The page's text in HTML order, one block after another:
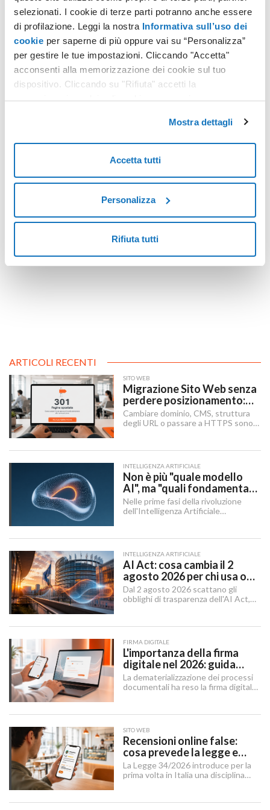
selezionati. I cookie di terze parti potranno anche essere
di profilazione. Leggi la nostra Informativa sull’uso dei
cookie per saperne di più oppure vai su “Personalizza”
per gestire le tue impostazioni. Cliccando "Accetta"
acconsenti alla memorizzazione dei cookie sul tuo
dispositivo. Cliccando su "Rifiuta" accetti la
memorizzazione dei soli cookie necessari.
Mostra dettagli
Accetta tutti
Personalizza
Rifiuta tutti
Estensioni di Dominio: quale scegliere per massimizzare la
tua presenza online
L'importanza di un dominio: per creare identità, proteggere
il brand e dare vita alle tue idee
ARTICOLI RECENTI
SITO WEB
Migrazione Sito Web senza
perdere posizionamento:
Redirect 301, URL e
Checklist SEO
Cambiare dominio, CMS, struttura
degli URL o passare a HTTPS sono i
ricerca.
INTELLIGENZA ARTIFICIALE
Non è più "quale modello
AI", ma "quali fondamenta":
dati, infrastruttura,
governance
Nelle prime fasi della rivoluzione
dell'Intelligenza Artificiale
"Quale modello dobbiamo usare?".
INTELLIGENZA ARTIFICIALE
AI Act: cosa cambia il 2
agosto 2026 per chi usa o
integra l'AI
Dal 2 agosto 2026 scattano gli
obblighi di trasparenza dell'AI Act,
rinviato quelli sui sistemi ad alto
FIRMA DIGITALE
L'importanza della firma
digitale nel 2026: guida
completa per aziende e
professionisti
La dematerializzazione dei processi
documentali ha reso la firma digitale
SITO WEB
Recensioni online false:
cosa prevede la legge e
cosa possono fare le
imprese
La Legge 34/2026 introduce per la
prima volta in Italia una disciplina
ristorazione e del turismo.